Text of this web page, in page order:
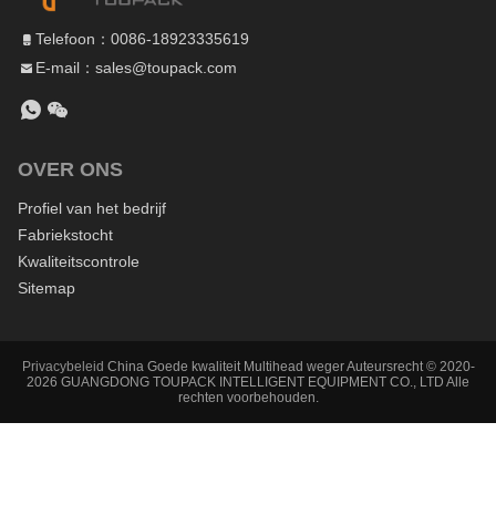
Telefoon：0086-18923335619
E-mail：sales@toupack.com
OVER ONS
Profiel van het bedrijf
Fabriekstocht
Kwaliteitscontrole
Sitemap
Privacybeleid China Goede kwaliteit Multihead weger Auteursrecht © 2020-
2026 GUANGDONG TOUPACK INTELLIGENT EQUIPMENT CO., LTD Alle
rechten voorbehouden.